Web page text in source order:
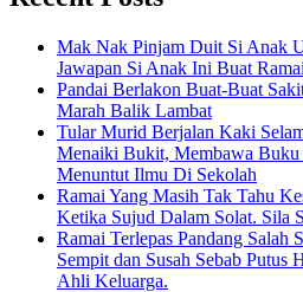
Mak Nak Pinjam Duit Si Anak
Jawapan Si Anak Ini Buat
Pandai Berlakon Buat-Buat
Marah Balik Lambat
Tular Murid Berjalan Kaki
Menaiki Bukit, Membawa Buku
Menuntut Ilmu Di Sekolah
Ramai Yang Masih Tak Tahu
Ketika Sujud Dalam Solat. Sila
Ramai Terlepas Pandang Salah
Sempit dan Susah Sebab Putus
Ahli Keluarga.